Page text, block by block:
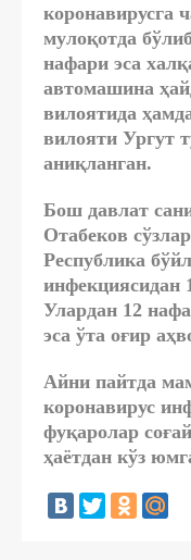
коронавирусга
мулоқотда
нафари эса
автомашина
вилоятида
вилояти Ургут
аниқланган.
Бош давлат
Отабеков
Республика
инфекциясидан
Улардан 12
эса ўта оғир
Айни пайтда
коронавирус
фуқаролар
ҳаётдан кўз